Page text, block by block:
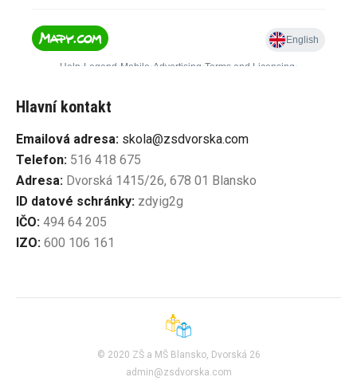
Hlavní kontakt
Emailová adresa: skola@zsdvorska.com
Telefon: 516 418 675
Adresa: Dvorská 1415/26, 678 01 Blansko
ID datové schránky: zdyig2g
IČO: 494 64 205
IZO: 600 106 161
© 2020 ZŠ a MŠ Blansko, Dvorská 26
admin@zsdvorska.com